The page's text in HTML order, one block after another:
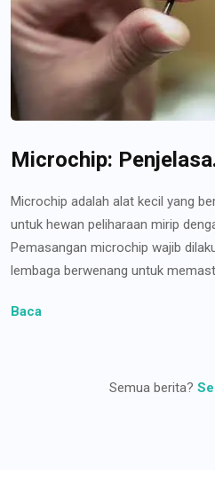
Microchip:
Microchip adalah alat kecil yang
untuk hewan peliharaan mirip
Pemasangan microchip wajib
lembaga berwenang untuk
Baca
Semua berita?